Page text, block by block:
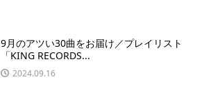
9月のアツい30曲をお届け／プレイリスト
「KING RECORDS...
2024.09.16